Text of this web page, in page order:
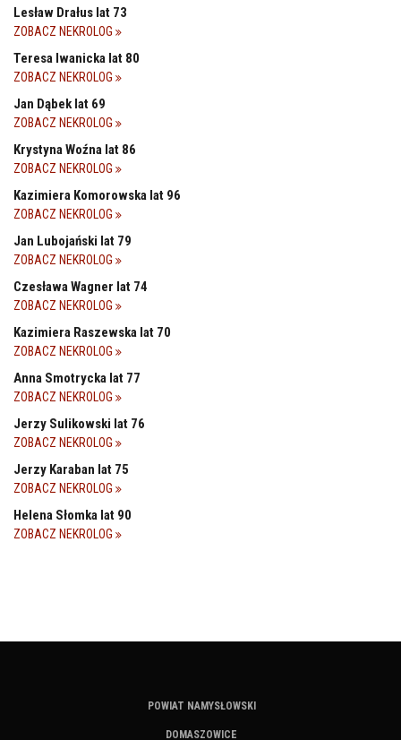
Lesław Drałus lat 73
ZOBACZ NEKROLOG
Teresa Iwanicka lat 80
ZOBACZ NEKROLOG
Jan Dąbek lat 69
ZOBACZ NEKROLOG
Krystyna Woźna lat 86
ZOBACZ NEKROLOG
Kazimiera Komorowska lat 96
ZOBACZ NEKROLOG
Jan Lubojański lat 79
ZOBACZ NEKROLOG
Czesława Wagner lat 74
ZOBACZ NEKROLOG
Kazimiera Raszewska lat 70
ZOBACZ NEKROLOG
Anna Smotrycka lat 77
ZOBACZ NEKROLOG
Jerzy Sulikowski lat 76
ZOBACZ NEKROLOG
Jerzy Karaban lat 75
ZOBACZ NEKROLOG
Helena Słomka lat 90
ZOBACZ NEKROLOG
POWIAT NAMYSŁOWSKI
DOMASZOWICE